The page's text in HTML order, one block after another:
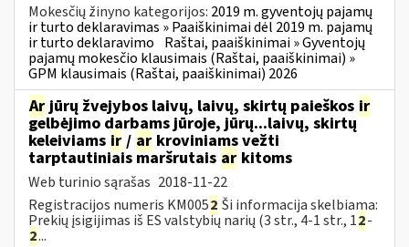
Mokesčių žinyno kategorijos: 2019 m. gyventojų pajamų
ir turto deklaravimas » Paaiškinimai dėl 2019 m. pajamų
ir turto deklaravimo Raštai, paaiškinimai » Gyventojų
pajamų mokesčio klausimais (Raštai, paaiškinimai) »
GPM klausimais (Raštai, paaiškinimai) 2026
Arjūrų žvejybos laivų, laivų, skirtų paieškos ir
gelbėjimo darbams jūroje, jūrų...laivų, skirtų
keleiviams ir / ar kroviniams vežti
tarptautiniais maršrutais ar kitoms
Web turinio sąrašas 2018-11-22
Registracijos numeris KM0052 Ši informacija skelbiama:
Prekių įsigijimas iš ES valstybių narių (3 str., 4-1 str., 12-
2...